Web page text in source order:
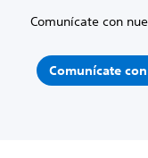
Comunícate con
Comunícate